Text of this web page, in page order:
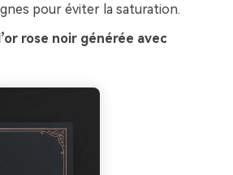
pour éviter la saturation.
rose noir générée avec